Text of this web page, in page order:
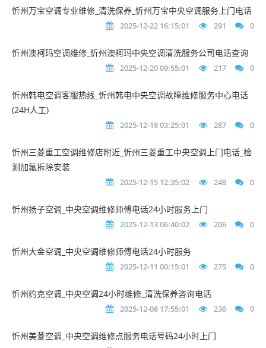
忻州万宝空调专业维修_清洗保养_忻州万宝中央空调服务上门电话
2025-12-22 16:15:01 291 0
忻州澳柯玛空调维修_忻州澳柯玛中央空调清洗服务公司电话查询
2025-12-20 09:55:01 217 0
忻州韩电空调客服热线_忻州韩电中央空调故障维修服务中心电话
(24H人工)
2025-12-18 03:25:01 287 0
忻州三菱重工空调维修店附近_忻州三菱重工中央空调上门电话_检
测加氟拆除安装
2025-12-15 12:35:02 248 0
忻州扬子空调_中央空调维修师傅电话24小时服务上门
2025-12-13 06:40:02 206 0
忻州大金空调_中央空调维修师傅电话24小时服务
2025-12-11 00:15:01 275 0
忻州约克空调_中央空调24小时维修_清洗保养咨询电话
2025-12-08 17:55:01 236 0
忻州美菱空调_中央空调维修点服务电话号码24小时上门